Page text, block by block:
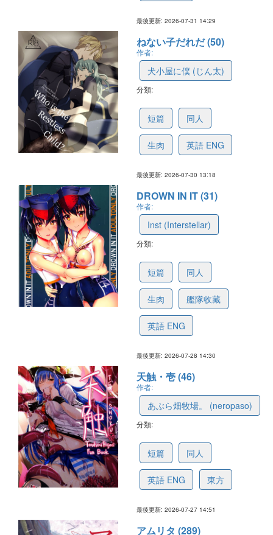
最後更新: 2026-07-31 14:29
ねない子だれだ (50)
作者:
犬小屋に僕 (じん太)
分類:
短篇 同人
生肉 英語 ENG
最後更新: 2026-07-30 13:18
DROWN IN IT (31)
作者:
Inst (Interstellar)
分類:
短篇 同人
生肉 艦隊收藏
英語 ENG
最後更新: 2026-07-28 14:30
天触・壱 (46)
作者:
あぶら畑牧場。 (neropaso)
分類:
短篇 同人
英語 ENG 東方
最後更新: 2026-07-27 14:51
アムリタ (289)